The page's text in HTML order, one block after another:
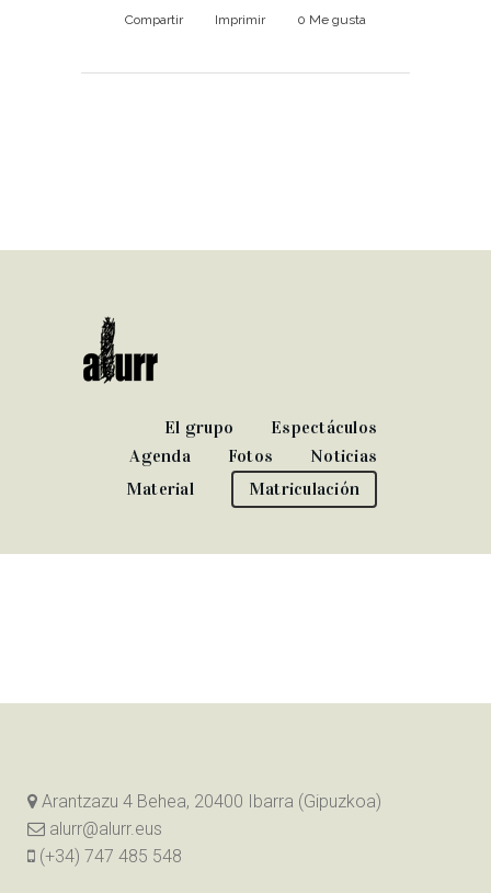
Compartir Imprimir 0 Me gusta
El grupo
Espectáculos
Agenda
Fotos
Noticias
Material
Matriculación
Arantzazu 4 Behea, 20400 Ibarra (Gipuzkoa)
alurr@alurr.eus
(+34) 747 485 548